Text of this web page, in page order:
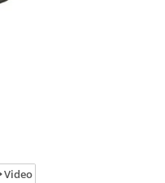
Video